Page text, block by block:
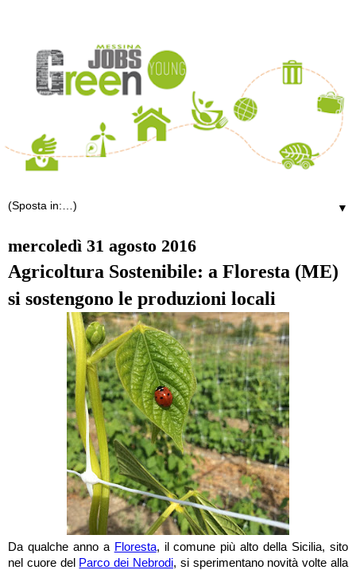
▼
mercoledì 31 agosto 2016
Agricoltura Sostenibile: a Floresta (ME)
si sostengono le produzioni locali
Da qualche anno a Floresta, il comune più alto della Sicilia, sito
nel cuore del Parco dei Nebrodi, si sperimentano novità volte alla